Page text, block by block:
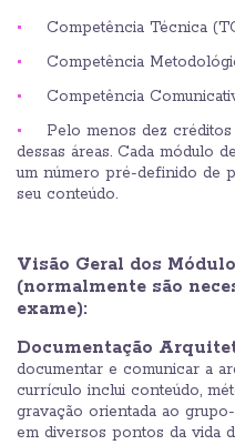
Competência Técnica
Competência
Competência
Pelo menos dez
dessas áreas. Cada módulo
um número pré-definido de
seu conteúdo.
Visão Geral dos
(normalmente são
exame):
Documentação
documentar e comunicar a
currículo inclui conteúdo,
gravação orientada ao
em diversos pontos da vida